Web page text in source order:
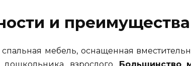
и преимущества
спальная мебель, оснащенная